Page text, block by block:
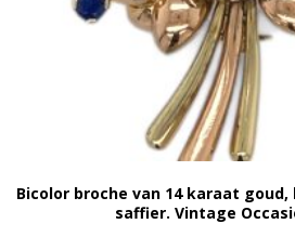
Bicolor broche van 14 karaat
saffier. Vintage